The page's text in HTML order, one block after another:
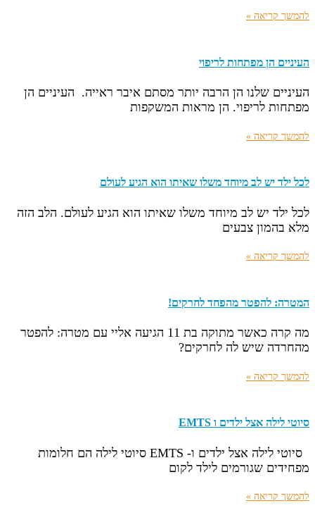
להמשך קריאה »
העיניים הן מפתחות לריפוי
העיניים שלנו הן הרבה יותר מסתם איבר ראייה. העיניים הן
מפתחות לריפוי. הן מראות המשקפות
להמשך קריאה »
לכל ילד יש לב מיוחד משלו שאיתו הוא הגיע לעולם
לכל ילד יש לב מיוחד משלו שאיתו הוא הגיע לעולם. הלב הזה
מלא בהמון צבעים
להמשך קריאה »
המטרה: להפטר מהפחד לחרקים!
מה קרה כאשר מתוקה בת 11 הגיעה אליי עם מטרה: להפטר
מהחרדה שיש לה לחרקים?
להמשך קריאה »
סיוטי לילה אצל ילדים ו EMTS
סיוטי לילה אצל ילדים ו- EMTS סיוטי לילה הם חלומות
מפחידים שגורמים לילד לקום
להמשך קריאה »